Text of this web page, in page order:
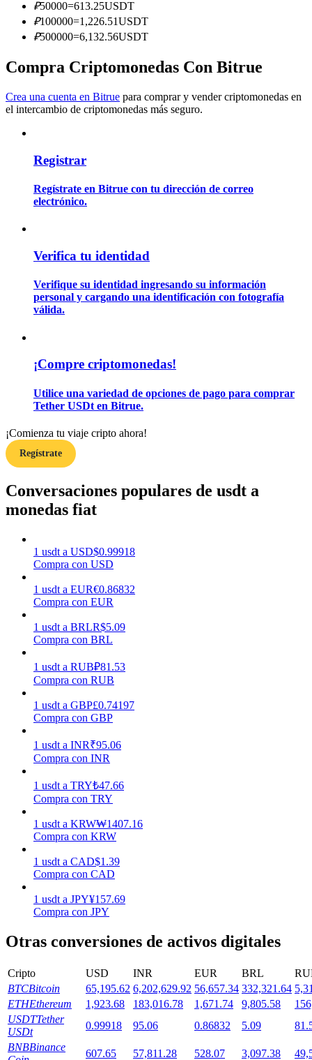
Análisis de big data que incluye información comercial, etc.
Guía
Guía de inicio de futuros
Gana recompensas competitivas diariamente
Staking
Alta rentabilidad y acceso instantáneo
Launchpool
Participación flexible para ganar tokens populares
₽50000=613.25USDT
₽100000=1,226.51USDT
₽500000=6,132.56USDT
Compra Criptomonedas Con Bitrue
Crea una cuenta en Bitrue para comprar y vender criptomonedas en
el intercambio de criptomonedas más seguro.
Registrar
Regístrate en Bitrue con tu dirección de correo
electrónico.
Verifica tu identidad
Verifique su identidad ingresando su información
personal y cargando una identificación con fotografía
válida.
¡Compre criptomonedas!
Utilice una variedad de opciones de pago para comprar
Tether USDt en Bitrue.
¡Comienza tu viaje cripto ahora!
Regístrate
Conversaciones populares de usdt a
monedas fiat
1 usdt a USD$0.99918
Compra con USD
1 usdt a EUR€0.86832
Compra con EUR
1 usdt a BRLR$5.09
Compra con BRL
1 usdt a RUB₽81.53
Compra con RUB
1 usdt a GBP£0.74197
Compra con GBP
1 usdt a INR₹95.06
Compra con INR
1 usdt a TRY₺47.66
Compra con TRY
1 usdt a KRW₩1407.16
Compra con KRW
1 usdt a CAD$1.39
Compra con CAD
1 usdt a JPY¥157.69
Compra con JPY
Otras conversiones de activos digitales
Cripto USD INR EUR BRL
BTCBitcoin 65,195.62 6,202,629.92 56,657.34 332,321.64
ETHEthereum 1,923.68 183,016.78 1,671.74 9,805.58
USDTTether
USDt
0.99918 95.06 0.86832 5.09
BNBBinance
607.65 57,811.28 528.07 3,097.38